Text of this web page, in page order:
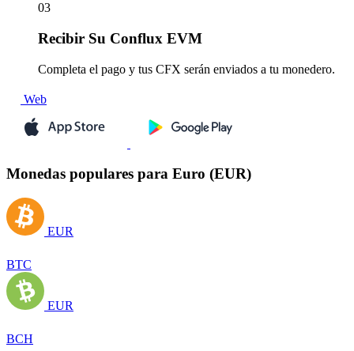
03
Recibir Su Conflux EVM
Completa el pago y tus CFX serán enviados a tu monedero.
Web
Monedas populares para Euro (EUR)
EUR
BTC
EUR
BCH